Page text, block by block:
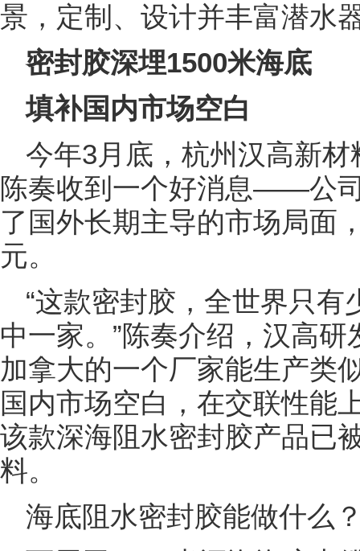
景，定制、设计并丰富潜水
密封胶深埋1500米海底
填补国内市场空白
今年3月底，杭州汉高新
陈奏收到一个好消息——公
了国外长期主导的市场局面
元。
“这款密封胶，全世界只
中一家。”陈奏介绍，汉高
加拿大的一个厂家能生产类
国内市场空白，在交联性能
该款深海阻水密封胶产品已
料。
海底阻水密封胶能做什么